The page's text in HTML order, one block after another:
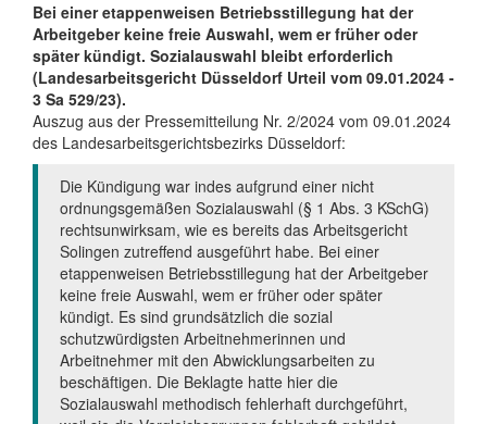
Bei einer etappenweisen Betriebsstillegung hat der
Arbeitgeber keine freie Auswahl, wem er früher oder
später kündigt. Sozialauswahl bleibt erforderlich
(Landesarbeitsgericht Düsseldorf Urteil vom 09.01.2024 -
3 Sa 529/23).
Auszug aus der Pressemitteilung Nr. 2/2024 vom 09.01.2024
des Landesarbeitsgerichtsbezirks Düsseldorf:
Die Kündigung war indes aufgrund einer nicht
ordnungsgemäßen Sozialauswahl (§ 1 Abs. 3 KSchG)
rechtsunwirksam, wie es bereits das Arbeitsgericht
Solingen zutreffend ausgeführt habe. Bei einer
etappenweisen Betriebsstillegung hat der Arbeitgeber
keine freie Auswahl, wem er früher oder später
kündigt. Es sind grundsätzlich die sozial
schutzwürdigsten Arbeitnehmerinnen und
Arbeitnehmer mit den Abwicklungsarbeiten zu
beschäftigen. Die Beklagte hatte hier die
Sozialauswahl methodisch fehlerhaft durchgeführt,